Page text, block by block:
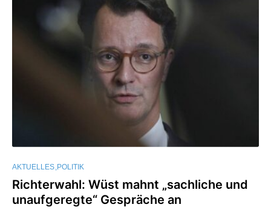
AKTUELLES POLITIK
Richterwahl: Wüst mahnt „sachliche und
unaufgeregte“ Gespräche an